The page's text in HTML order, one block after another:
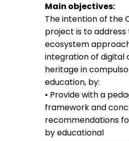
Main objectives:
The intention of the
project is to
ecosystem
integration of digital
heritage in
education, by:
• Provide with a
framework and
recommendations
by educational